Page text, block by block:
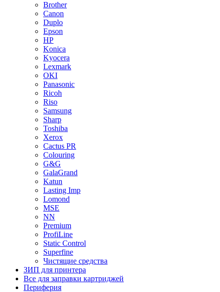
Brother
Canon
Duplo
Epson
HP
Konica
Kyocera
Lexmark
OKI
Panasonic
Ricoh
Riso
Samsung
Sharp
Toshiba
Xerox
Cactus PR
Colouring
G&G
GalaGrand
Katun
Lasting Imp
Lomond
MSE
NN
Premium
ProfiLine
Static Control
Superfine
Чистящие средства
ЗИП для принтера
Все для заправки картриджей
Периферия